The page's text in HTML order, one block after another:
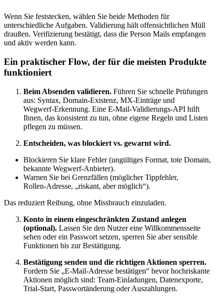
Wenn Sie feststecken, wählen Sie beide Methoden für
unterschiedliche Aufgaben. Validierung hält offensichtlichen Müll
draußen. Verifizierung bestätigt, dass die Person Mails empfangen
und aktiv werden kann.
Ein praktischer Flow, der für die meisten Produkte
funktioniert
Beim Absenden validieren. Führen Sie schnelle Prüfungen
aus: Syntax, Domain‑Existenz, MX‑Einträge und
Wegwerf‑Erkennung. Eine E‑Mail‑Validierungs‑API hilft
Ihnen, das konsistent zu tun, ohne eigene Regeln und Listen
pflegen zu müssen.
Entscheiden, was blockiert vs. gewarnt wird.
Blockieren Sie klare Fehler (ungültiges Format, tote Domain,
bekannte Wegwerf‑Anbieter).
Warnen Sie bei Grenzfällen (möglicher Tippfehler,
Rollen‑Adresse, „riskant, aber möglich“).
Das reduziert Reibung, ohne Missbrauch einzuladen.
Konto in einem eingeschränkten Zustand anlegen
(optional). Lassen Sie den Nutzer eine Willkommensseite
sehen oder ein Passwort setzen, sperren Sie aber sensible
Funktionen bis zur Bestätigung.
Bestätigung senden und die richtigen Aktionen sperren.
Fordern Sie „E‑Mail‑Adresse bestätigen“ bevor hochriskante
Aktionen möglich sind: Team‑Einladungen, Datenexporte,
Trial‑Start, Passwortänderung oder Auszahlungen.